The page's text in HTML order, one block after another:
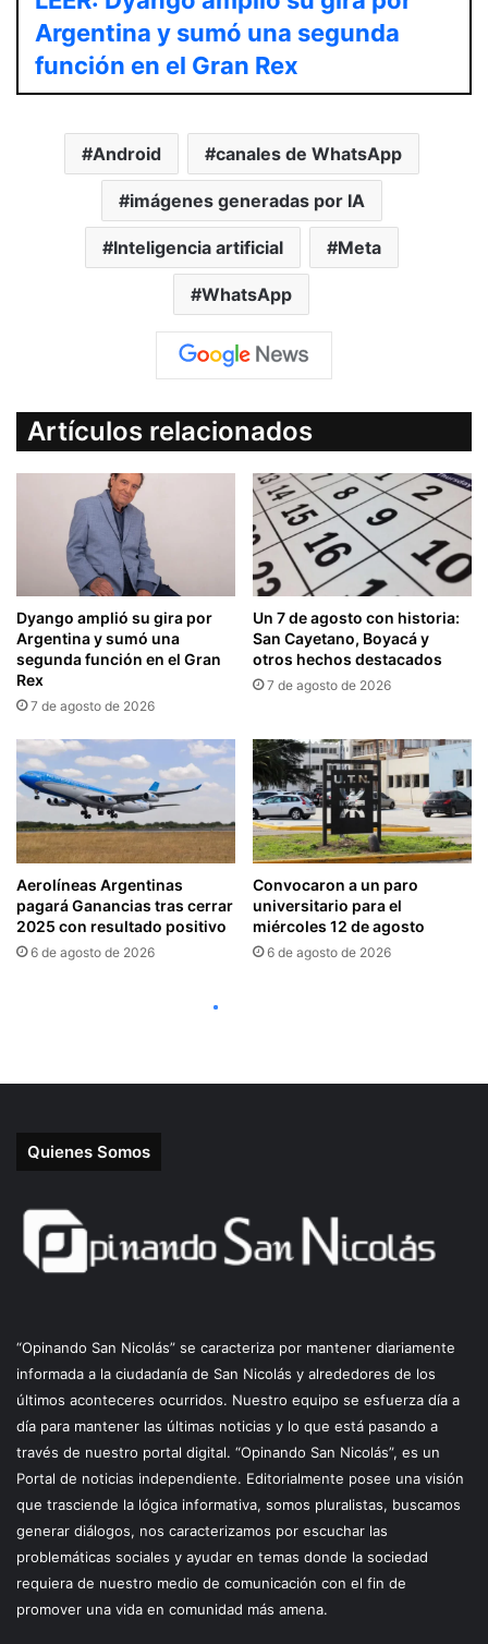
Quienes Somos
“Opinando San Nicolás” se caracteriza por mantener diariamente
informada a la ciudadanía de San Nicolás y alrededores de los
últimos aconteceres ocurridos. Nuestro equipo se esfuerza día a
día para mantener las últimas noticias y lo que está pasando a
través de nuestro portal digital. “Opinando San Nicolás”, es un
Portal de noticias independiente. Editorialmente posee una visión
que trasciende la lógica informativa, somos pluralistas, buscamos
generar diálogos, nos caracterizamos por escuchar las
problemáticas sociales y ayudar en temas donde la sociedad
requiera de nuestro medio de comunicación con el fin de
promover una vida en comunidad más amena.